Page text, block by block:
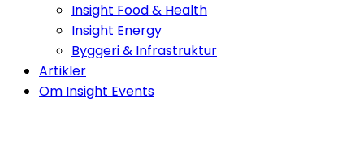
Insight Food & Health
Insight Energy
Byggeri & Infrastruktur
Artikler
Om Insight Events